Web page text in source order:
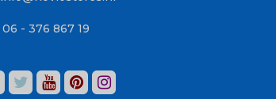
06 - 376 867 19